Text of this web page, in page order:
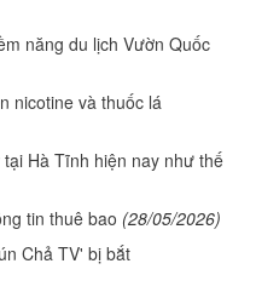
năng du lịch Vườn Quốc
nicotine và thuốc lá
Hà Tĩnh hiện nay như thế
tin thuê bao (28/05/2026)
Chả TV' bị bắt